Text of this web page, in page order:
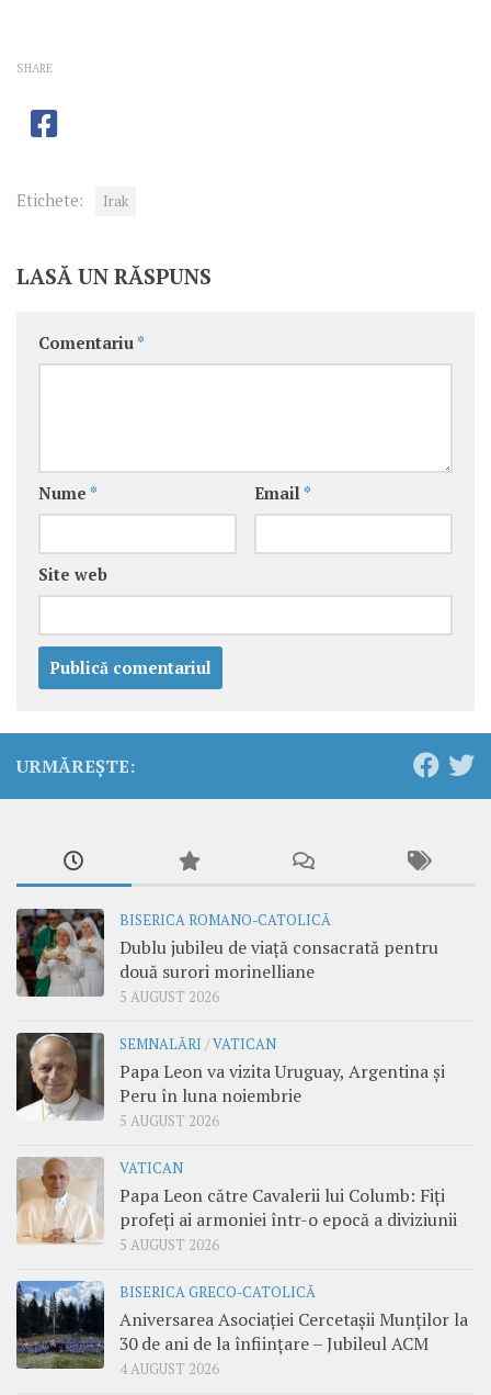
SHARE
Etichete: Irak
LASĂ UN RĂSPUNS
Comentariu *
Nume * Email *
Site web
URMĂREȘTE:
BISERICA ROMANO-CATOLICĂ
Dublu jubileu de viață consacrată pentru
două surori morinelliane
5 AUGUST 2026
SEMNALĂRI /VATICAN
Papa Leon va vizita Uruguay, Argentina și
Peru în luna noiembrie
5 AUGUST 2026
VATICAN
Papa Leon către Cavalerii lui Columb: Fiți
profeți ai armoniei într-o epocă a diviziunii
5 AUGUST 2026
BISERICA GRECO-CATOLICĂ
Aniversarea Asociației Cercetașii Munților la
30 de ani de la înființare – Jubileul ACM
4 AUGUST 2026